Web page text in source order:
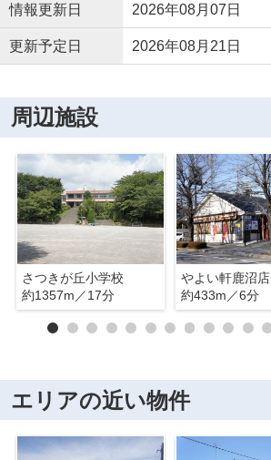
情報更新日 2026年08月07日
更新予定日 2026年08月21日
周辺施設
さつきが丘小学校
約1357m／17分
やよい軒鹿沼店
約433m／6分
エリアの近い物件